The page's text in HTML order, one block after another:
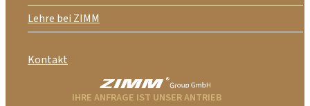
Lehre bei ZIMM
Kontakt
IHRE ANFRAGE IST UNSER ANTRIEB